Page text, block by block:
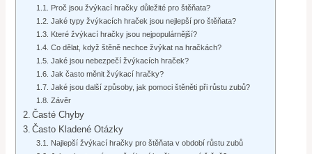
Proč jsou žvýkací hračky důležité pro štěňata?
Jaké typy žvýkacích hraček jsou nejlepší pro štěňata?
Které žvýkací hračky jsou nejpopulárnější?
Co dělat, když štěně nechce žvýkat na hračkách?
Jaké jsou nebezpečí žvýkacích hraček?
Jak často měnit žvýkací hračky?
Jaké jsou další způsoby, jak pomoci štěněti při růstu zubů?
Závěr
Časté Chyby
Často Kladené Otázky
Najlepší žvýkací hračky pro štěňata v období růstu zubů